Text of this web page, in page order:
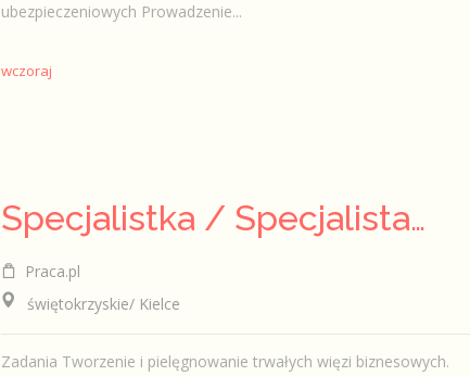
ubezpieczeniowych Prowadzenie...
wczoraj
Specjalistka / Specjalista ds. Sprzedaży ubezpieczeń
Praca.pl
świętokrzyskie/ Kielce
Zadania Tworzenie i pielęgnowanie trwałych więzi biznesowych.